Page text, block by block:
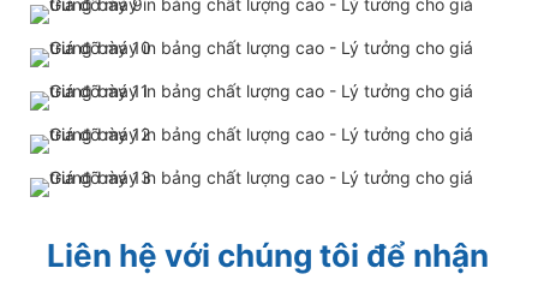
Liên hệ với chúng tôi để nhận